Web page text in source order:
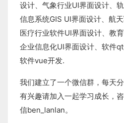
设计、 气象行业UI界面设计、
信息系统GIS UI界面设计、 航
医疗行业软件UI界面设计、 教
企业信息化UI界面设计、 软件
软件vue开发.
我们建立了一个微信群，每天
有兴趣请加入一起学习成长，
信ben_lanlan。